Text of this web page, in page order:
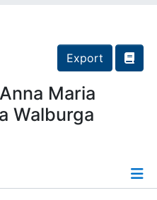
Export
Maria
Walburga